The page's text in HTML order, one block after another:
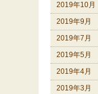
2019年10月
2019年9月
2019年7月
2019年5月
2019年4月
2019年3月